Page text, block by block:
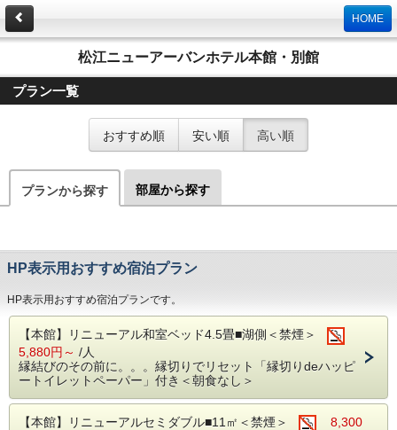
HOME
松江ニューアーバンホテル本館・別館
プラン一覧
おすすめ順 安い順 高い順
プランから探す 部屋から探す
HP表示用おすすめ宿泊プラン
HP表示用おすすめ宿泊プランです。
【本館】リニューアル和室ベッド4.5畳■湖側＜禁煙＞
5,880円～ /人
縁結びのその前に。。。縁切りでリセット「縁切りdeハッピ
ートイレットペーパー」付き＜朝食なし＞
【本館】リニューアルセミダブル■11㎡＜禁煙＞
8,300